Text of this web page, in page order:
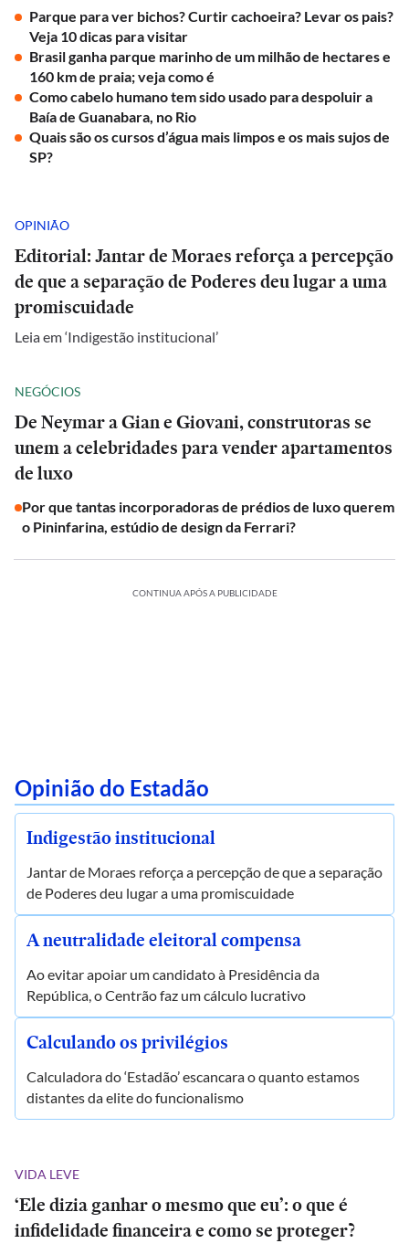
Parque para ver bichos? Curtir cachoeira? Levar os pais?
Veja 10 dicas para visitar
Brasil ganha parque marinho de um milhão de hectares e
160 km de praia; veja como é
Como cabelo humano tem sido usado para despoluir a
Baía de Guanabara, no Rio
Quais são os cursos d’água mais limpos e os mais sujos de
SP?
OPINIÃO
Editorial: Jantar de Moraes reforça a percepção
de que a separação de Poderes deu lugar a uma
promiscuidade
Leia em ‘Indigestão institucional’
NEGÓCIOS
De Neymar a Gian e Giovani, construtoras se
unem a celebridades para vender apartamentos
de luxo
Por que tantas incorporadoras de prédios de luxo querem
o Pininfarina, estúdio de design da Ferrari?
CONTINUA APÓS A PUBLICIDADE
Opinião do Estadão
Indigestão institucional
Jantar de Moraes reforça a percepção de que a separação
de Poderes deu lugar a uma promiscuidade
A neutralidade eleitoral compensa
Ao evitar apoiar um candidato à Presidência da
República, o Centrão faz um cálculo lucrativo
Calculando os privilégios
Calculadora do ‘Estadão’ escancara o quanto estamos
distantes da elite do funcionalismo
VIDA LEVE
‘Ele dizia ganhar o mesmo que eu’: o que é
infidelidade financeira e como se proteger?